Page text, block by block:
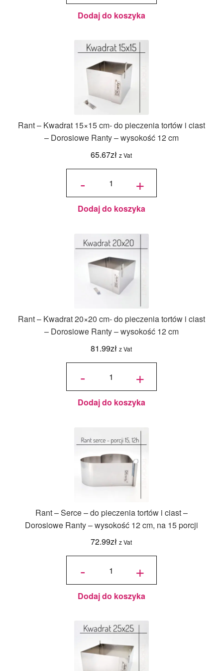
Dodaj do koszyka
Rant – Kwadrat 15×15 cm- do pieczenia tortów i ciast
– Dorosiowe Ranty – wysokość 12 cm
65.67zł z Vat
-
ilość Rant
do
pieczenia
tortów i
ciast -
Dorosiowe
wysokość
12 cm
+
Dodaj do koszyka
Rant – Kwadrat 20×20 cm- do pieczenia tortów i ciast
– Dorosiowe Ranty – wysokość 12 cm
81.99zł z Vat
-
ilość Rant
do
pieczenia
ciast -
Dorosiowe
wysokość
12 cm
+
Dodaj do koszyka
Rant – Serce – do pieczenia tortów i ciast –
Dorosiowe Ranty – wysokość 12 cm, na 15 porcji
72.99zł z Vat
-
ilość Rant
pieczenia
tortów i
ciast -
Dorosiowe
Ranty -
12 cm, na
15 porcji
+
Dodaj do koszyka